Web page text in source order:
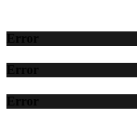
Error
Error
Error